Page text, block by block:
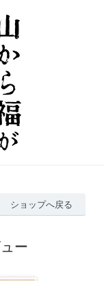
ショップへ戻る
ー